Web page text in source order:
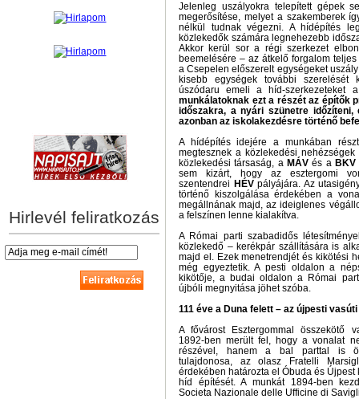
Hirlevél feliratkozás
Jelenleg uszályokra telepített gépek
megerősítése, melyet a szakemberek
nélkül tudnak végezni. A hídépítés
közlekedők számára legnehezebb
Akkor kerül sor a régi szerkezet
beemelésére – az átkelő forgalom
a Csepelen előszerelt egységeket
kisebb egységek további szerelését
úszódaru emeli a híd-szerkezeteket
munkálatoknak ezt a részét az építők
időszakra, a nyári szünetre időzíteni,
azonban az iskolakezdésre történő
A hídépítés idejére a munkában
megtesznek a közlekedési
közlekedési társaság, a MÁV és a BKV
sem kizárt, hogy az esztergomi
szentendrei HÉVpályájára. Az
történő kiszolgálása érdekében a
megállnának majd, az ideiglenes
a felszínen lenne kialakítva.
A Római parti szabadidős
közlekedő – kerékpár szállítására is
majd el. Ezek menetrendjét és kikötési
még egyeztetik. A pesti oldalon a
kikötője, a budai oldalon a Római
újbóli megnyitása jöhet szóba.
111 éve a Duna felett – az újpesti
A fővárost Esztergommal összekötő
1892-ben merült fel, hogy a vonalat
részével, hanem a bal parttal is
tulajdonosa, az olasz Fratelli
érdekében határozta el Óbuda és
híd építését. A munkát 1894-ben
Societa Nazionale delle Ufficine di